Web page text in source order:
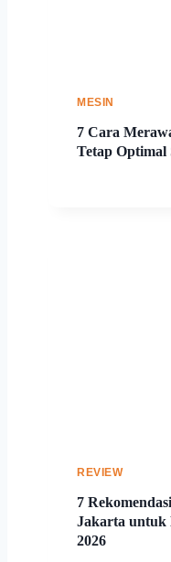
MESIN
7 Cara
Tetap Optimal
REVIEW
7
Jakarta untuk
2026